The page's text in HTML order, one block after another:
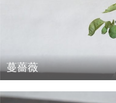
蔓薔薇